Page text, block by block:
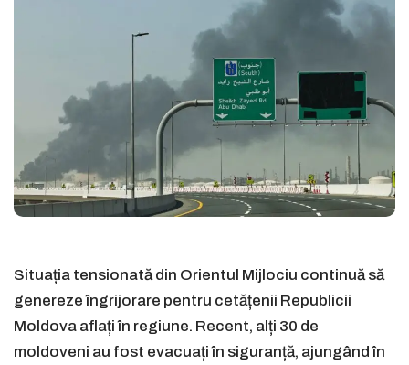
Situația tensionată din Orientul Mijlociu continuă să
genereze îngrijorare pentru cetățenii Republicii
Moldova aflați în regiune. Recent, alți 30 de
moldoveni au fost evacuați în siguranță, ajungând în